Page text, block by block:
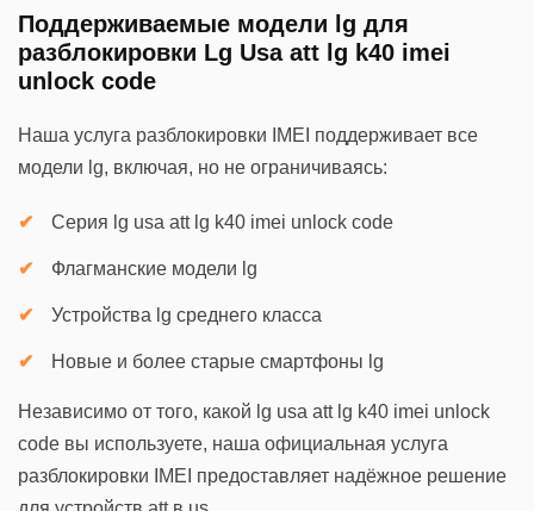
Поддерживаемые модели lg для
разблокировки Lg Usa att lg k40 imei
unlock code
Наша услуга разблокировки IMEI поддерживает все
модели lg, включая, но не ограничиваясь:
Серия lg usa att lg k40 imei unlock code
Флагманские модели lg
Устройства lg среднего класса
Новые и более старые смартфоны lg
Независимо от того, какой lg usa att lg k40 imei unlock
code вы используете, наша официальная услуга
разблокировки IMEI предоставляет надёжное решение